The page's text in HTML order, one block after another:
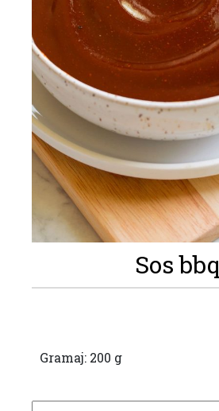
Sos bbq
Gramaj: 200 g